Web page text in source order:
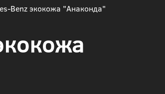
Benz экокожа "Анаконда"